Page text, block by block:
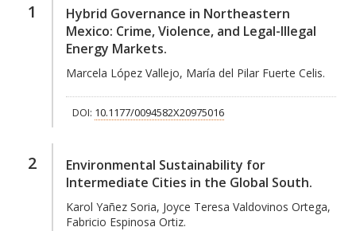
1
Hybrid Governance in Northeastern
Mexico: Crime, Violence, and Legal-Illegal
Energy Markets.
Marcela López Vallejo, María del Pilar Fuerte Celis.
DOI: 10.1177/0094582X20975016
2
Environmental Sustainability for
Intermediate Cities in the Global South.
Karol Yañez Soria, Joyce Teresa Valdovinos Ortega,
Fabricio Espinosa Ortiz.